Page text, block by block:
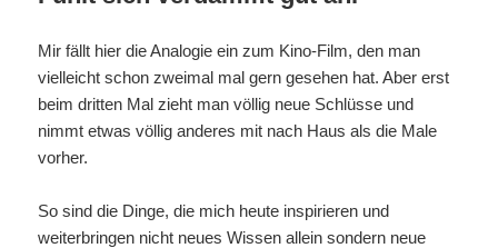
Mir fällt hier die Analogie ein zum Kino-Film, den man
vielleicht schon zweimal mal gern gesehen hat. Aber erst
beim dritten Mal zieht man völlig neue Schlüsse und
nimmt etwas völlig anderes mit nach Haus als die Male
vorher.
So sind die Dinge, die mich heute inspirieren und
weiterbringen nicht neues Wissen allein sondern neue